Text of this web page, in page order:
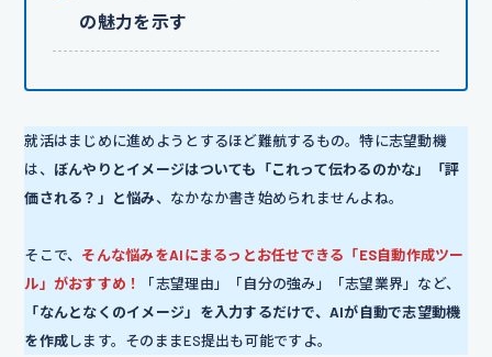
の魅力を示す
就活はまじめに進めようとするほど難航するもの。特に志望動機
は、 ぼんやりとイメージはついても「これって伝わるのかな」「評
価される？」と悩み、なかなか書き始められませんよね。
そこで、 そんな悩みをAIにまるっとお任せできる「ES自動作成ツー
ル」がおすすめ！
「志望理由」「自分の強み」「志望業界」など、
「なんとなくのイメージ」を入力するだけで、AIが自動で志望動機
を作成します。そのままES提出も可能ですよ。